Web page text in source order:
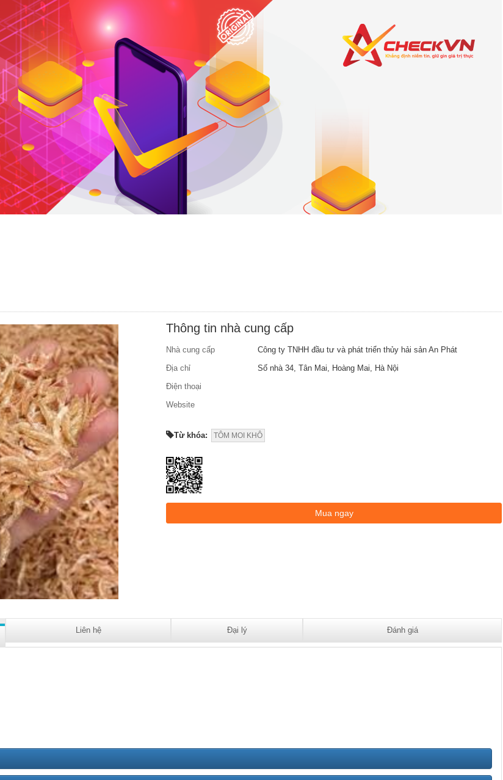
Thông tin nhà cung cấp
Nhà cung cấp
Công ty TNHH đầu tư và phát triển thủy hải sản An Phát
Địa chỉ
Số nhà 34, Tân Mai, Hoàng Mai, Hà Nội
Điện thoại
Website
Từ khóa: TÔM MOI KHÔ
Liên hệ Đại lý Đánh giá